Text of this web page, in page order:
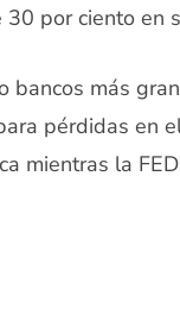
por ciento en
bancos más
pérdidas en
mientras la